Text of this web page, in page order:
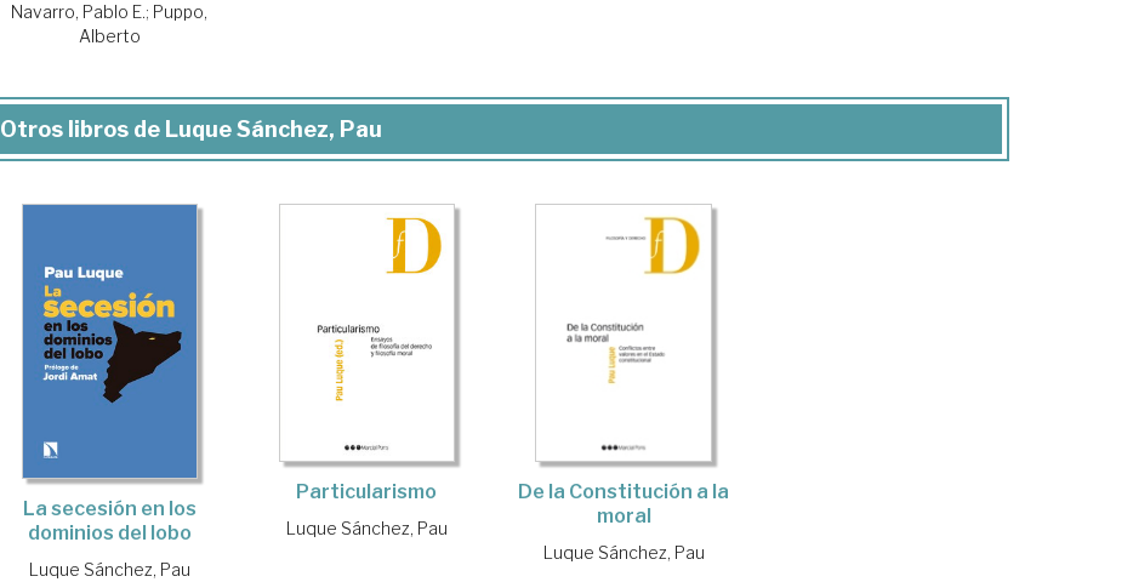
Navarro, Pablo E.; Puppo,
Alberto
Otros libros de Luque Sánchez, Pau
La secesión en los
dominios del lobo
Luque Sánchez, Pau
Particularismo
Luque Sánchez, Pau
De la Constitución a la
moral
Luque Sánchez, Pau